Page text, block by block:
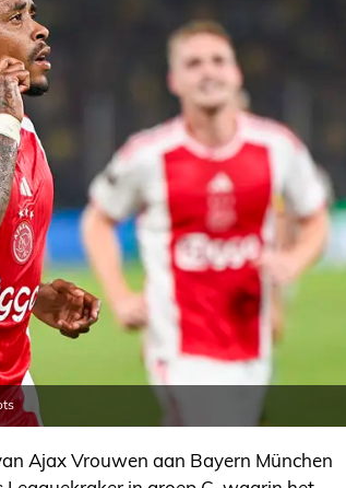
Ajax Vrouwen aan Bayern München